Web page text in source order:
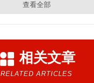
查看全部
相关文章
RELATED ARTICLES